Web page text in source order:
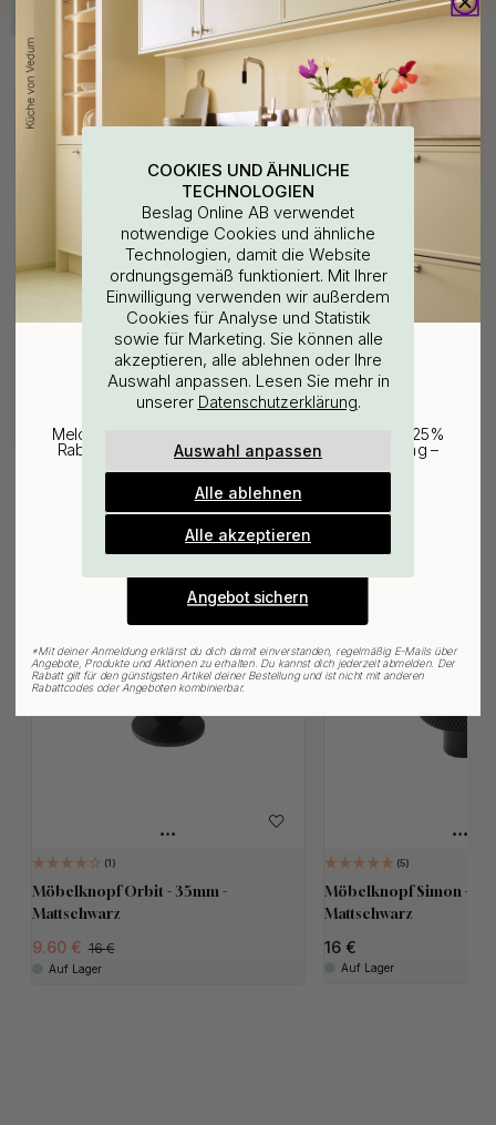
Kaufen Sie zusammen mit
Bohrschablone für
Möbelgriffe & Möbelknöpfe
Auf Lager
Verwandte Produkte
1
Möbelknopf Orbit - 35mm -
Mattschwarz
9.60 16
Auf Lager
5
Möbelknopf Simon -
Mattschwarz
16
Auf Lager
COOKIES UND ÄHNLICHE
TECHNOLOGIEN
Beslag Online AB verwendet
notwendige Cookies und ähnliche
Technologien, damit die Website
ordnungsgemäß funktioniert. Mit Ihrer
Einwilligung verwenden wir außerdem
Cookies für Analyse und Statistik
sowie für Marketing. Sie können alle
akzeptieren, alle ablehnen oder Ihre
Auswahl anpassen. Lesen Sie mehr in
unserer Datenschutzerklärung.
Auswahl anpassen
Alle ablehnen
Alle akzeptieren
WOULD YOU RATHER VISIT?
EU
CHANGE COUNTRY
25% Rabatt auf deinen
günstigsten Artikel
Melde dich für unseren Newsletter an und erhalte 25%
Rabatt auf den günstigsten Artikel deiner Bestellung –
plus Inspiration und exklusive Angebote.
Gültig bis zum 31. August
Angebot sichern
*Mit deiner Anmeldung erklärst du dich damit einverstanden, regelmäßig E-Mails über
Angebote, Produkte und Aktionen zu erhalten. Du kannst dich jederzeit abmelden. Der
Rabatt gilt für den günstigsten Artikel deiner Bestellung und ist nicht mit anderen
Rabattcodes oder Angeboten kombinierbar.